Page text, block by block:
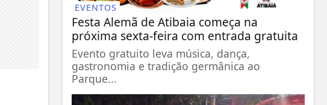
EVENTOS
Festa Alemã de Atibaia começa na
próxima sexta-feira com entrada gratuita
Evento gratuito leva música, dança,
gastronomia e tradição germânica ao
Parque...